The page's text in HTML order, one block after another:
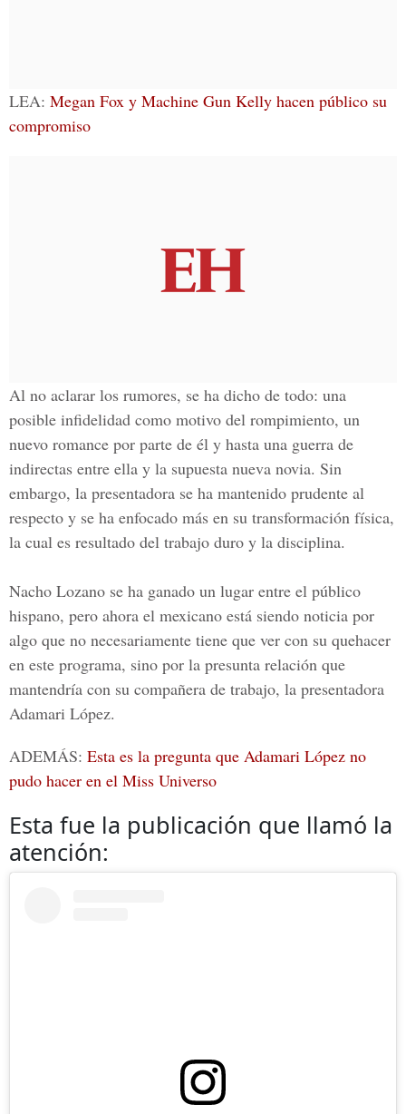
LEA: Megan Fox y Machine Gun Kelly hacen público su
compromiso
Al no aclarar los rumores, se ha dicho de todo: una
posible infidelidad como motivo del rompimiento, un
nuevo romance por parte de él y hasta una guerra de
indirectas entre ella y la supuesta nueva novia. Sin
embargo, la presentadora se ha mantenido prudente al
respecto y se ha enfocado más en su transformación física,
la cual es resultado del trabajo duro y la disciplina.
Nacho Lozano se ha ganado un lugar entre el público
hispano, pero ahora el mexicano está siendo noticia por
algo que no necesariamente tiene que ver con su quehacer
en este programa, sino por la presunta relación que
mantendría con su compañera de trabajo, la presentadora
Adamari López.
ADEMÁS: Esta es la pregunta que Adamari López no
pudo hacer en el Miss Universo
Esta fue la publicación que llamó la
atención: